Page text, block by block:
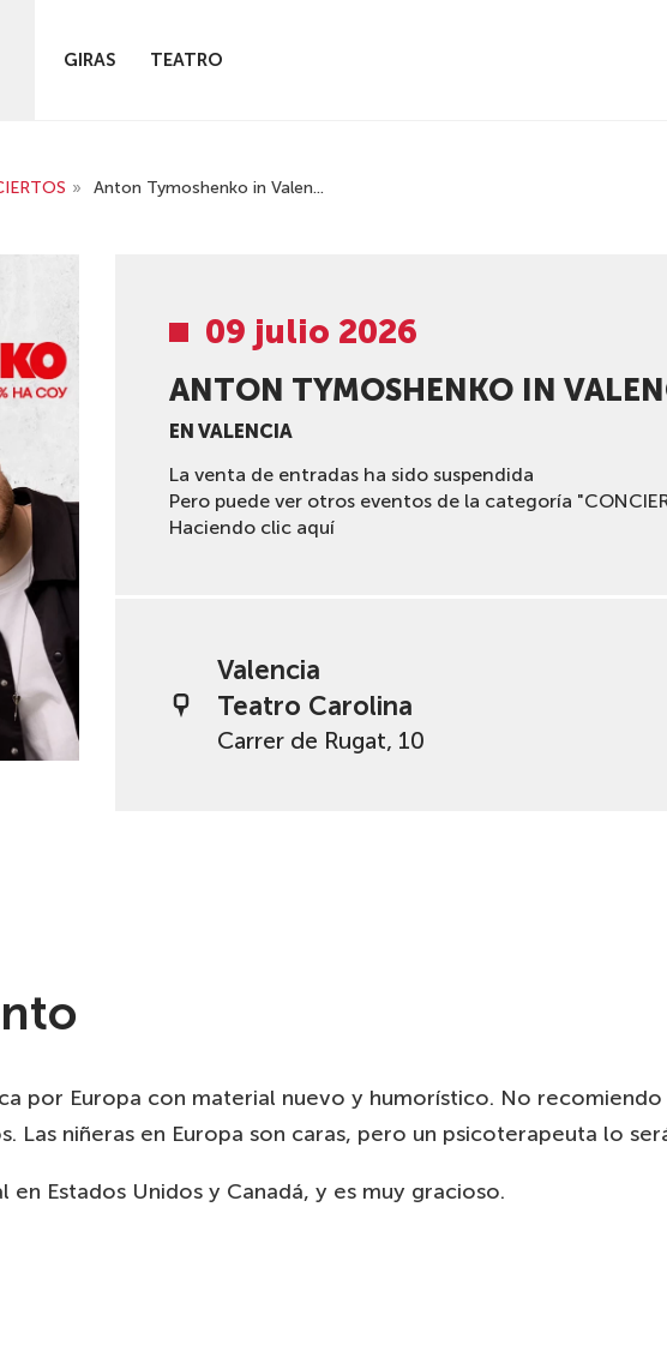
GIRAS TEATRO
» Anton Tymoshenko in Valen...
09 julio 2026
ANTON TYMOSHENKO IN
EN VALENCIA
La venta de entradas ha sido suspendida
Pero puede ver otros eventos de la categoría
Haciendo clic aquí
Valencia
Teatro Carolina
Carrer de Rugat, 10
por Europa con material nuevo y humorístico. No
Las niñeras en Europa son caras, pero un psicoterapeuta lo
Estados Unidos y Canadá, y es muy gracioso.